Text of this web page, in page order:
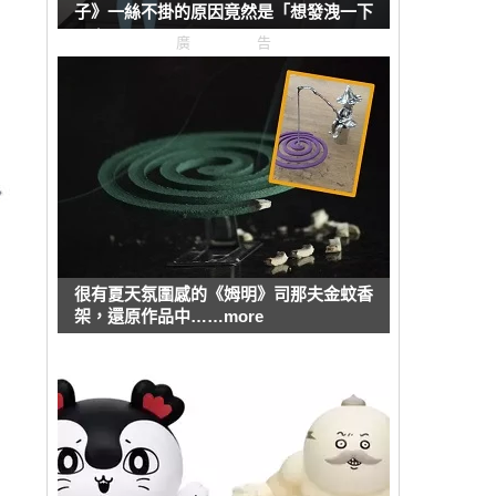
子》一絲不掛的原因竟然是「想發洩一下
廣告
很有夏天氛圍感的《姆明》司那夫金蚊香
架，還原作品中……more